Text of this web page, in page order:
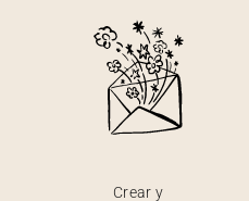
Crear y